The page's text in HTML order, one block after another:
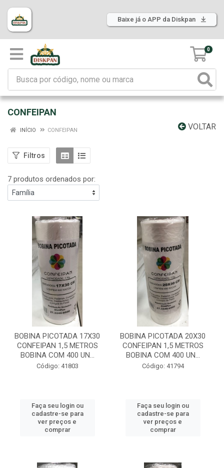
Baixe já o APP da Diskpan
0
CONFEIPAN
VOLTAR
INÍCIO CONFEIPAN
Filtros
7 produtos ordenados por:
BOBINA PICOTADA 17X30
CONFEIPAN 1,5 METROS
BOBINA COM 400 UN...
Código: 41803
Faça seu login ou
cadastre-se para
ver preços e
comprar
BOBINA PICOTADA 20X30
CONFEIPAN 1,5 METROS
BOBINA COM 400 UN...
Código: 41794
Faça seu login ou
cadastre-se para
ver preços e
comprar